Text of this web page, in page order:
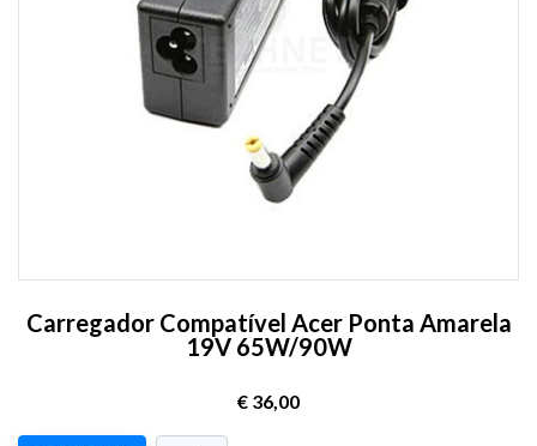
Carregador Compatível Acer Ponta Amarela
19V 65W/90W
€ 36,00